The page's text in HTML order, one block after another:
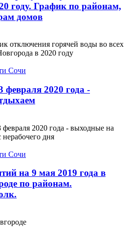
году. График по районам,
домов
отключения горячей воды во всех
в 2020 году
2020 года -
2020 года - выходные на
дня
на 9 мая 2019 года в
по районам.